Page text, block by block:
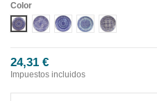
Color
DISEÑO 1 CENEFA AZUL
DISEÑO 2 CENEFA AZUL
DISEÑO 3 CENEFA AZUL
DISEÑO 4 CENEFA
DISEÑO 5
24,31 €
Impuestos incluidos